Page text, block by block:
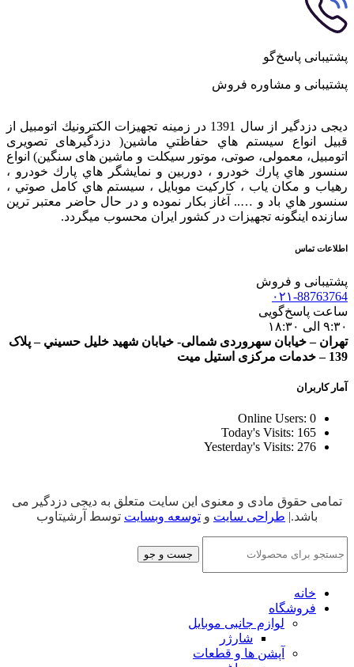
پشتیبانی پاسخ‌گو
پشتیبانی و مشاوره فروش
دیجی دزدگیر از سال 1391 در زمينه تجهيزات الكترونيك اتومبیل از
قبيل انواع سيستم هاي حفاظتي ماشین( دزدگيرهای تصویری
اتومبیل، معمولی، صوتی، موتور سیکلت و ماشین های سنگین) انواع
سنسور هاي پارك خودرو ، دوربين و نمايشگر هاي پارك خودرو ،
رهياب و مكان ياب ، كاركيت موبايل ، سيستم هاي كامل صوتي ،
سنسور هاي باد و ….. آغاز بكار نموده و در حال حاضر معتبر ترين
سازنده اينگونه تجهيزات در كشور ایران محسوب ميگردد.
اطلاعات تماس
پشتیبانی و فروش
۰۲۱-88763764
ساعت پاسخ‌گویی
۹:۳۰ الی ۱۸:۳۰
تهران – خيابان سهروردی شمالی- خيابان شهيد خليل حسيني – پلاک
139 – خدمات مرکزی استیل میت
آمار کاربران
Online Users: 0
Today's Visits: 165
Yesterday's Visits: 276
تمامی حقوق مادی و معنوی این سایت متعلق به دیجی دزدگیر می
باشد.| طراحی سایت و توسعه وبسایت توسط آرشیتاوب
جست و جو
خانه
فروشگاه
لوازم جانبی موبایل
شارژر
آپشن ها و قطعات